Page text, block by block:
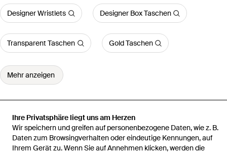
Ihre Privatsphäre liegt uns am Herzen
Wir speichern und greifen auf personenbezogene Daten, wie z. B.
Daten zum Browsingverhalten oder eindeutige Kennungen, auf
Ihrem Gerät zu. Wenn Sie auf Annehmen klicken, werden die
Designer Wristlets Designer Box Taschen
Transparent Taschen Gold Taschen
Mehr anzeigen
Startseite Damen Broschen Mymo